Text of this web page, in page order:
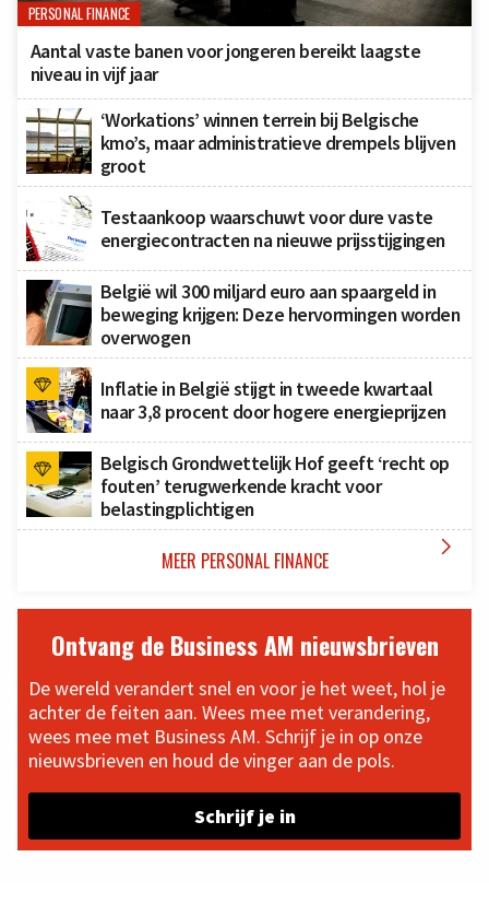
PERSONAL FINANCE
Aantal vaste banen voor jongeren bereikt laagste
niveau in vijf jaar
‘Workations’ winnen terrein bij Belgische
kmo’s, maar administratieve drempels blijven
groot
Testaankoop waarschuwt voor dure vaste
energiecontracten na nieuwe prijsstijgingen
België wil 300 miljard euro aan spaargeld in
beweging krijgen: Deze hervormingen worden
overwogen
Inflatie in België stijgt in tweede kwartaal
naar 3,8 procent door hogere energieprijzen
Belgisch Grondwettelijk Hof geeft ‘recht op
fouten’ terugwerkende kracht voor
belastingplichtigen
MEER PERSONAL FINANCE 
Ontvang de Business AM nieuwsbrieven
De wereld verandert snel en voor je het weet, hol je
achter de feiten aan. Wees mee met verandering,
wees mee met Business AM. Schrijf je in op onze
nieuwsbrieven en houd de vinger aan de pols.
Schrijf je in